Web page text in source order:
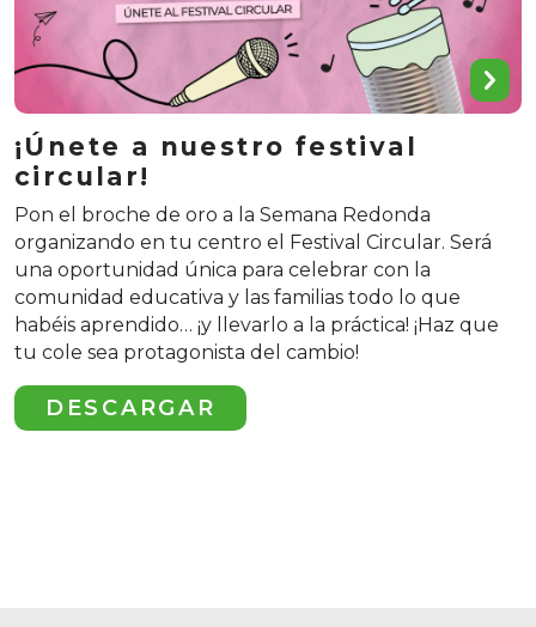
¡Únete a nuestro festival
circular!
Pon el broche de oro a la Semana Redonda
organizando en tu centro el Festival Circular. Será
una oportunidad única para celebrar con la
comunidad educativa y las familias todo lo que
habéis aprendido… ¡y llevarlo a la práctica! ¡Haz que
tu cole sea protagonista del cambio!
DESCARGAR